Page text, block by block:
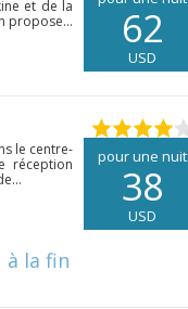
62
USD
et de la
propose...
pour une nuit
38
USD
le centre-
réception
à la fin